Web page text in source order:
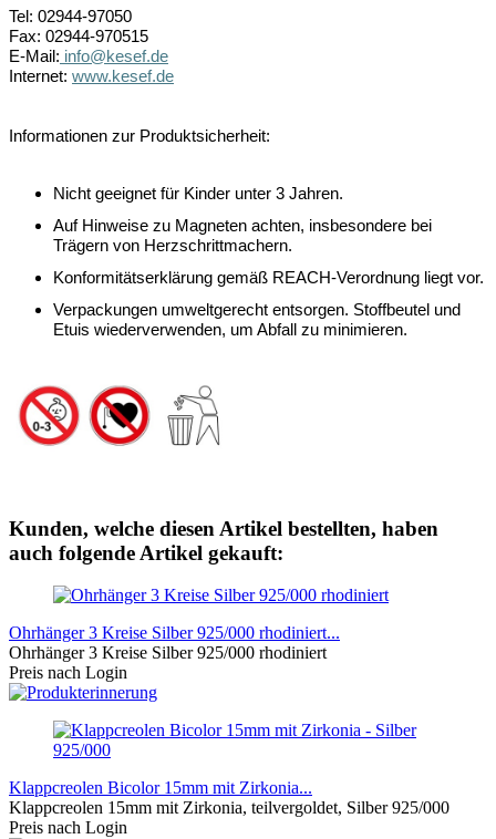
Tel: 02944-97050
Fax: 02944-970515
E-Mail: info@kesef.de
Internet: www.kesef.de
Informationen zur Produktsicherheit:
Nicht geeignet für Kinder unter 3 Jahren.
Auf Hinweise zu Magneten achten, insbesondere bei
Trägern von Herzschrittmachern.
Konformitätserklärung gemäß REACH-Verordnung liegt vor.
Verpackungen umweltgerecht entsorgen. Stoffbeutel und
Etuis wiederverwenden, um Abfall zu minimieren.
Kunden, welche diesen Artikel bestellten, haben
auch folgende Artikel gekauft:
Ohrhänger 3 Kreise Silber 925/000 rhodiniert...
Ohrhänger 3 Kreise Silber 925/000 rhodiniert
Preis nach Login
Klappcreolen Bicolor 15mm mit Zirkonia...
Klappcreolen 15mm mit Zirkonia, teilvergoldet, Silber 925/000
Preis nach Login